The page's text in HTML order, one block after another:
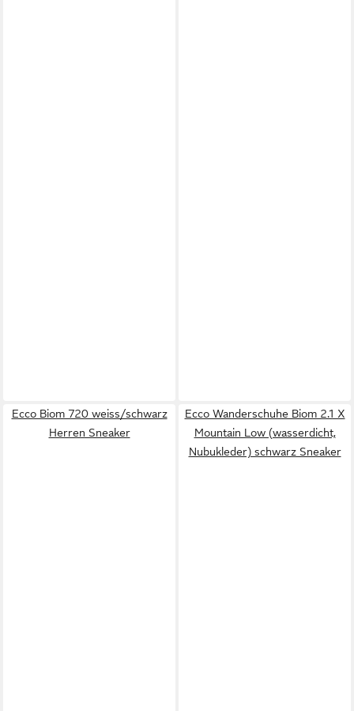
Ecco Biom 720 weiss/schwarz
Herren Sneaker
Ecco Wanderschuhe Biom 2.1 X
Mountain Low (wasserdicht,
Nubukleder) schwarz Sneaker